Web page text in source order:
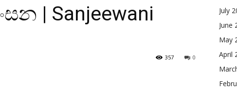
| Sanjeewani
0
357
July
June
May
April